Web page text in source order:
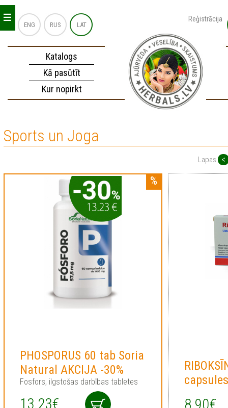
ENG RUS LAT
Reģistrācija
Katalogs
Kā pasūtīt
Kur nopirkt
_
_
_
Sports un Joga
Lapas <
PHOSPORUS 60 tab Soria
Natural AKCIJA -30%
Fosfors, ilgstošas darbības tabletes
13.23€ 8.90€